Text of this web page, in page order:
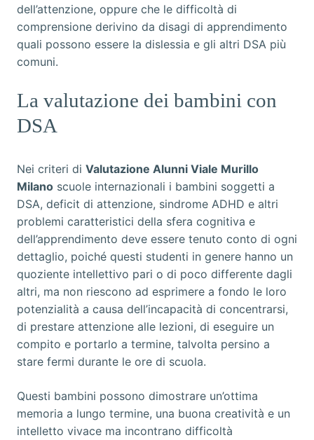
dell’attenzione, oppure che le difficoltà di
comprensione derivino da disagi di apprendimento
quali possono essere la dislessia e gli altri DSA più
comuni.
La valutazione dei bambini con
DSA
Nei criteri di Valutazione Alunni Viale Murillo
Milano scuole internazionali i bambini soggetti a
DSA, deficit di attenzione, sindrome ADHD e altri
problemi caratteristici della sfera cognitiva e
dell’apprendimento deve essere tenuto conto di ogni
dettaglio, poiché questi studenti in genere hanno un
quoziente intellettivo pari o di poco differente dagli
altri, ma non riescono ad esprimere a fondo le loro
potenzialità a causa dell’incapacità di concentrarsi,
di prestare attenzione alle lezioni, di eseguire un
compito e portarlo a termine, talvolta persino a
stare fermi durante le ore di scuola.
Questi bambini possono dimostrare un’ottima
memoria a lungo termine, una buona creatività e un
intelletto vivace ma incontrano difficoltà